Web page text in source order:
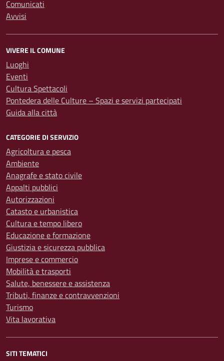
Comunicati
Avvisi
VIVERE IL COMUNE
Luoghi
Eventi
Cultura Spettacoli
Pontedera delle Culture – Spazi e servizi partecipati
Guida alla città
CATEGORIE DI SERVIZIO
Agricoltura e pesca
Ambiente
Anagrafe e stato civile
Appalti pubblici
Autorizzazioni
Catasto e urbanistica
Cultura e tempo libero
Educazione e formazione
Giustizia e sicurezza pubblica
Imprese e commercio
Mobilità e trasporti
Salute, benessere e assistenza
Tributi, finanze e contravvenzioni
Turismo
Vita lavorativa
SITI TEMATICI